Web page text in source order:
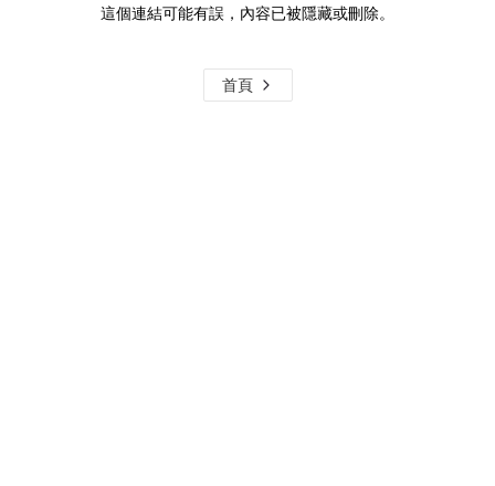
這個連結可能有誤，內容已被隱藏或刪除。
首頁